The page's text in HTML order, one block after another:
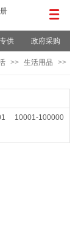
供 政府采购
>> 生活用品
>>
10001-100000